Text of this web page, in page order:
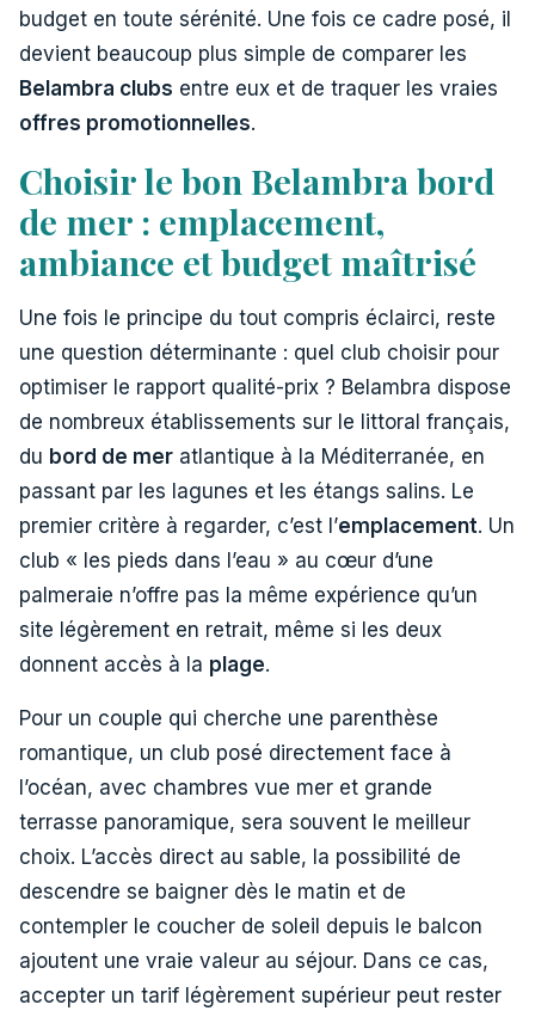
budget en toute sérénité. Une fois ce cadre posé, il
devient beaucoup plus simple de comparer les
Belambra clubs entre eux et de traquer les vraies
offres promotionnelles.
Choisir le bon Belambra bord
de mer : emplacement,
ambiance et budget maîtrisé
Une fois le principe du tout compris éclairci, reste
une question déterminante : quel club choisir pour
optimiser le rapport qualité-prix ? Belambra dispose
de nombreux établissements sur le littoral français,
du bord de mer atlantique à la Méditerranée, en
passant par les lagunes et les étangs salins. Le
premier critère à regarder, c’est l’emplacement. Un
club « les pieds dans l’eau » au cœur d’une
palmeraie n’offre pas la même expérience qu’un
site légèrement en retrait, même si les deux
donnent accès à la plage.
Pour un couple qui cherche une parenthèse
romantique, un club posé directement face à
l’océan, avec chambres vue mer et grande
terrasse panoramique, sera souvent le meilleur
choix. L’accès direct au sable, la possibilité de
descendre se baigner dès le matin et de
contempler le coucher de soleil depuis le balcon
ajoutent une vraie valeur au séjour. Dans ce cas,
accepter un tarif légèrement supérieur peut rester